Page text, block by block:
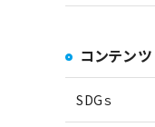
コンテンツ
SDGｓ